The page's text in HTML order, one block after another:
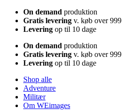
On demand produktion
Gratis levering v. køb over 999
Levering op til 10 dage
On demand produktion
Gratis levering v. køb over 999
Levering op til 10 dage
Shop alle
Adventure
Militær
Om WEimages